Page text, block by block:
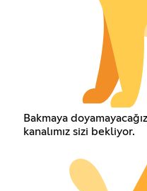
Bakmaya
kanalımız sizi bekliyor.